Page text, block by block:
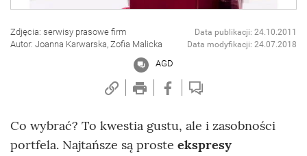
Zdjęcia: serwisy prasowe firm
Autor: Joanna Karwarska, Zofia Malicka
Data publikacji: 24.10.2011
Data modyfikacji: 24.07.2018
AGD
Co wybrać? To kwestia gustu, ale i zasobności
portfela. Najtańsze są proste ekspresy